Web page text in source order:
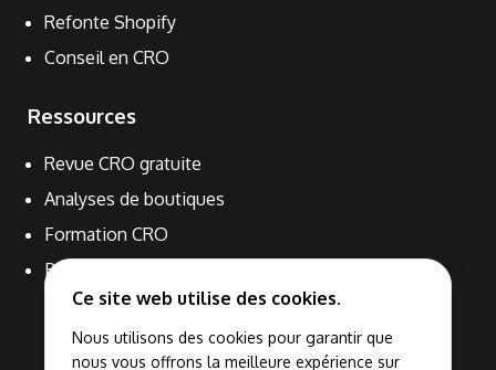
Ce site web utilise des cookies.
Nous utilisons des cookies pour garantir que
nous vous offrons la meilleure expérience sur
Refonte Shopify
Conseil en CRO
Ressources
Revue CRO gratuite
Analyses de boutiques
Formation CRO
Blog